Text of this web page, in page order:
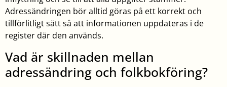
Adressändringen bör alltid göras på ett korrekt och
tillförlitligt sätt så att informationen uppdateras i de
register där den används.
Vad är skillnaden mellan
adressändring och folkbokföring?